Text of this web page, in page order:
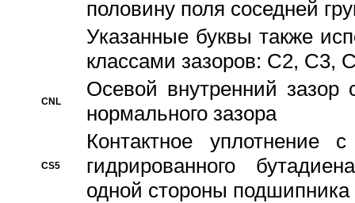
половину поля соседней
Указанные буквы также
классами зазоров: С2,
CNL
Осевой внутренний зазор
нормального зазора
CS5
Контактное уплотнение
гидрированного
одной стороны подшипника